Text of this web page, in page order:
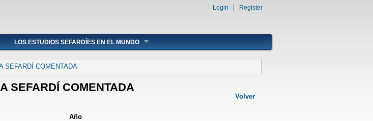
Login Register
LOS ESTUDIOS SEFARDÍES EN EL MUNDO
aquí
SEFARDÍ COMENTADA
SEFARDÍ COMENTADA
Volver
Año